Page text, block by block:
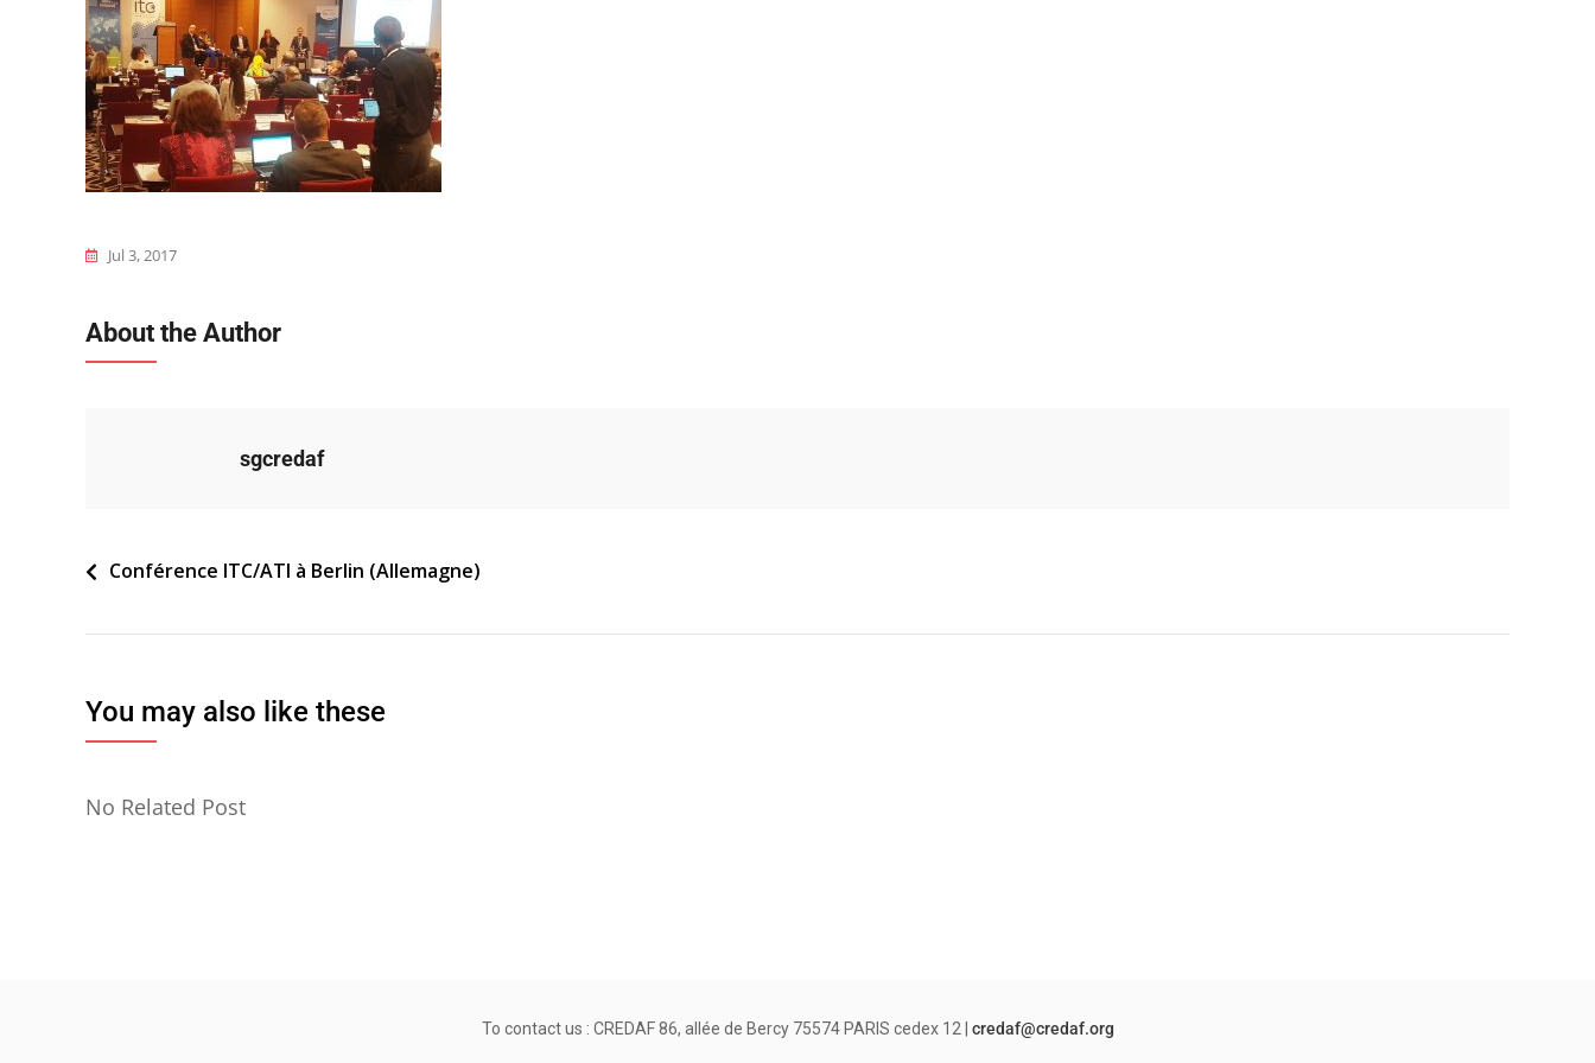
Jul 3, 2017
About the Author
sgcredaf
Navigation
Conférence ITC/ATI à Berlin (Allemagne)
You may also like these
No Related Post
To contact us : CREDAF 86, allée de Bercy 75574 PARIS cedex 12 | credaf@credaf.org